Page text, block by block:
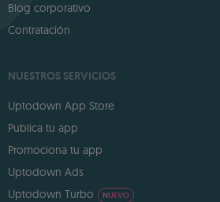
Blog corporativo
Contratación
NUESTROS SERVICIOS
Uptodown App Store
Publica tu app
Promociona tu app
Uptodown Ads
Uptodown Turbo
NUEVO